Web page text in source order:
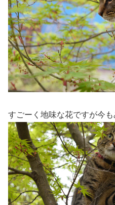
すごーく地味な花ですが今も